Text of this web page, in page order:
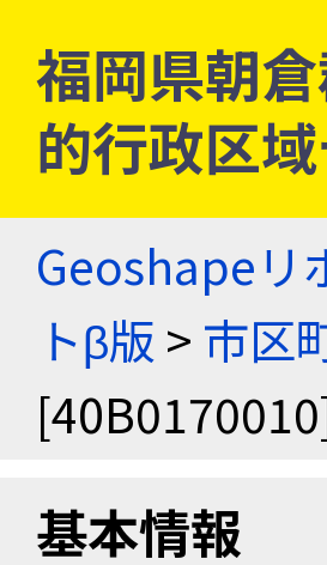
福岡県朝
的行政区
Geoshapeリ
トβ版 > 市区
基本情報